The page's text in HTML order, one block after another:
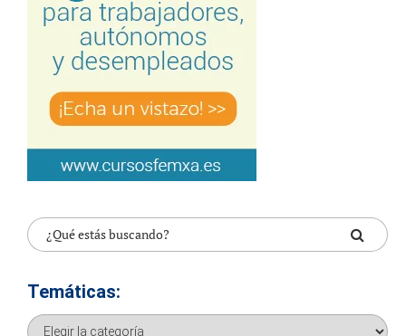
Temáticas:
Temáticas: